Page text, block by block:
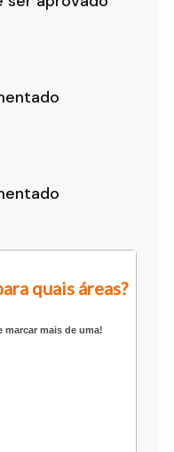
quais áreas?
marcar mais de uma!